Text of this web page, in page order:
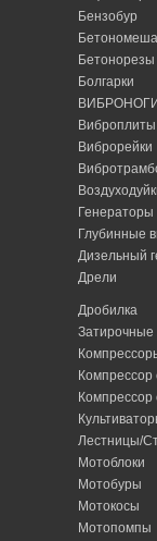
Бензобур
Бетонорезы
Болгарки
ВИБРОНОГИ
Виброплиты
Виброрейки
Генераторы
Глубинные
Дизельный
Дрели
Дробилка
Компрессор
Лестницы/
Мотоблоки
Мотобуры
Мотокосы
Мотопомпы